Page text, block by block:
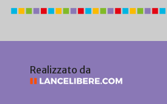
Realizzato da